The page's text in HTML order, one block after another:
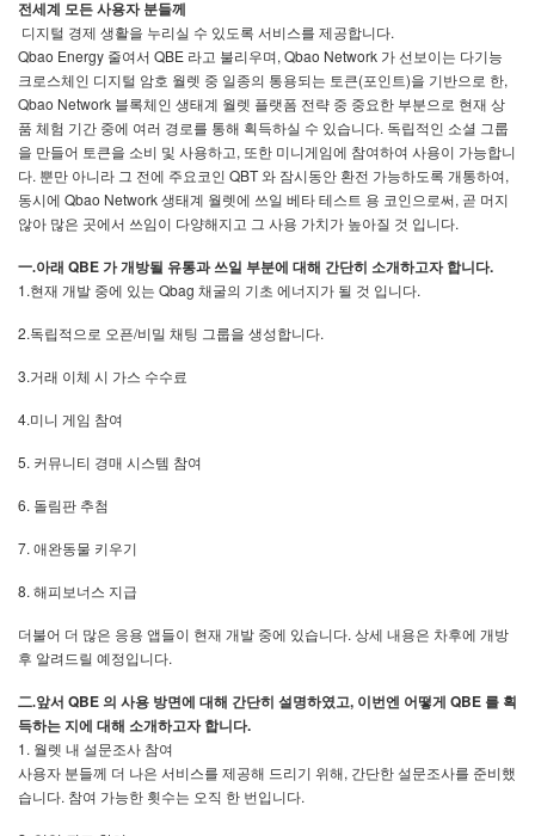
전세계 모든 사용자 분들께
디지털 경제 생활을 누리실 수 있도록 서비스를 제공합니다.
Qbao Energy 줄여서 QBE 라고 불리우며 , Qbao Network 가 선보이는 다기능
크로스체인 디지털 암호 월렛 중 일종의 통용되는 토큰(포인트)을 기반으로 한,
Qbao Network 블록체인 생태계 월렛 플랫폼 전략 중 중요한 부분으로 현재 상
품 체험 기간 중에 여러 경로를 통해 획득하실 수 있습니다. 독립적인 소셜 그룹
을 만들어 토큰을 소비 및 사용하고, 또한 미니게임에 참여하여 사용이
가능합니
다. 뿐만 아니라 그 전에 주요코인 QBT 와 잠시동안 환전 가능하도록 개통하여 ,
동시에 Qbao Network 생태계 월렛에 쓰일 베타 테스트 용 코인으로써 , 곧 머지
않아 많은 곳에서 쓰임이 다양해지고 그 사용 가치가 높아질 것 입니다.
一.아래 QBE 가 개방될 유통과 쓰일 부분에 대해 간단히 소개하고자 합니다.
1.현재 개발 중에 있는 Qbag 채굴의 기초 에너지가 될 것 입니다.
2.독립적으로 오픈/비밀 채팅 그룹을 생성합니다.
3.거래 이체 시 가스 수수료
4.미니 게임 참여
5. 커뮤니티 경매 시스템 참여
6. 돌림판 추첨
7. 애완동물 키우기
8. 해피보너스 지급
더불어 더 많은 응용 앱들이 현재 개발 중에 있습니다. 상세 내용은 차후에 개방
후 알려드릴 예정입니다.
二.앞서 QBE 의 사용 방면에 대해 간단히 설명하였고, 이번엔 어떻게 QBE 를 획
득하는 지에 대해 소개하고자 합니다.
1. 월렛 내 설문조사 참여
사용자 분들께 더 나은 서비스를 제공해 드리기 위해 , 간단한 설문조사를 준비했
습니다. 참여 가능한 횟수는 오직 한 번입니다.